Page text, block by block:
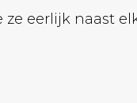
eerlijk naast